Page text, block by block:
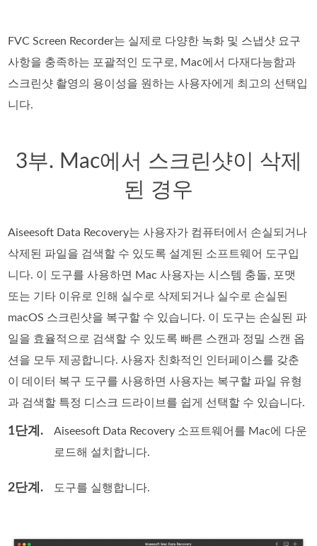
FVC Screen Recorder는 실제로 다양한 녹화 및 스냅샷 요구
사항을 충족하는 포괄적인 도구로, Mac에서 다재다능함과
스크린샷 촬영의 용이성을 원하는 사용자에게 최고의 선택입
니다.
3부. Mac에서 스크린샷이 삭제
된 경우
Aiseesoft Data Recovery는 사용자가 컴퓨터에서 손실되거나
삭제된 파일을 검색할 수 있도록 설계된 소프트웨어 도구입
니다. 이 도구를 사용하면 Mac 사용자는 시스템 충돌, 포맷
또는 기타 이유로 인해 실수로 삭제되거나 실수로 손실된
macOS 스크린샷을 복구할 수 있습니다. 이 도구는 손실된 파
일을 효율적으로 검색할 수 있도록 빠른 스캔과 정밀 스캔 옵
션을 모두 제공합니다. 사용자 친화적인 인터페이스를 갖춘
이 데이터 복구 도구를 사용하면 사용자는 복구할 파일 유형
과 검색할 특정 디스크 드라이브를 쉽게 선택할 수 있습니다.
1단계.
Aiseesoft Data Recovery 소프트웨어를 Mac에 다운
로드해 설치합니다.
2단계. 도구를 실행합니다.